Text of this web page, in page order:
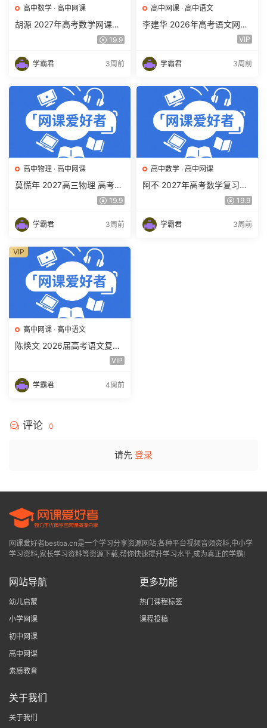
高中数学 · 高中网课
胡源 2027年高考数学网课教
程 高三数学 一轮复习暑假班
19.9
学霸君 3周前
高中网课 · 高中语文
李建华 2026年高考语文网课
教程 高三语文 a+二三轮复习
VIP
学霸君 3周前
高中物理 · 高中网课
莫慌年 2027高三物理 高考物
19.9
学霸君 3周前
高中数学 · 高中网课
阿不 2027年高考数学复习网
课教程 高三数学 一轮复习视
19.9
学霸君 3周前
高中网课 · 高中语文
陈焕文 2026届高考语文复习
网课 高三语文 一二三轮视频
VIP
学霸君 4周前
VIP
评论 0
请先 登录
网课爱好者bestba.cn是一个学习分享资源网站,各种平台视频音频资料,中小学
学习资料,家长学习资料等资源下载,帮你快速提升学习水平,成为真正的学霸!
网站导航
幼儿启蒙
小学网课
初中网课
高中网课
素质教育
更多功能
热门课程标签
课程投稿
关于我们
关于我们